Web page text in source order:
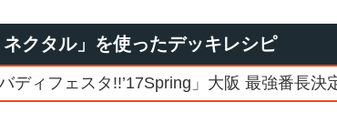
ネクタル」を使ったデッキレシピ
バディフェスタ!!’17Spring」大阪 最強番長